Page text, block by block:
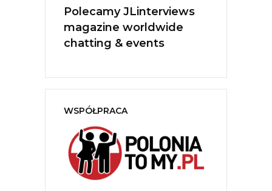
Polecamy Acustica Live
Music
WSPÓŁPRACA